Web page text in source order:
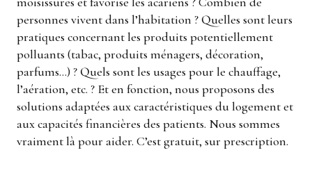
personnes vivent dans l’habitation ? Quelles sont leurs
pratiques concernant les produits potentiellement
polluants (tabac, produits ménagers, décoration,
parfums…) ? Quels sont les usages pour le chauffage,
l’aération, etc. ? Et en fonction, nous proposons des
solutions adaptées aux caractéristiques du logement et
aux capacités financières des patients. Nous sommes
vraiment là pour aider. C’est gratuit, sur prescription.